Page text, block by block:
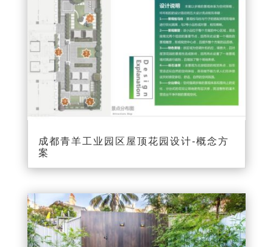
成都青羊工业园区屋顶花园设计-概念方
案